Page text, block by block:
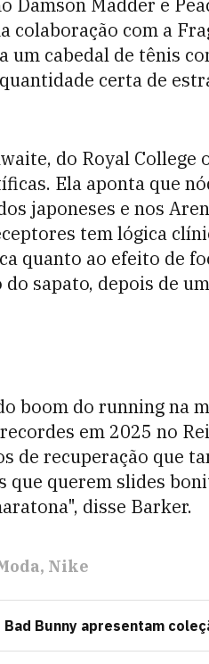
Damson Madder e
colaboração com a
um cabedal de tênis
certa de
do Royal College
Ela aponta que
japoneses e nos
tem lógica
quanto ao efeito de
sapato, depois de
boom do running na
em 2025 no
de recuperação que
que querem slides
disse Barker.
Nike
Bad Bunny apresentam